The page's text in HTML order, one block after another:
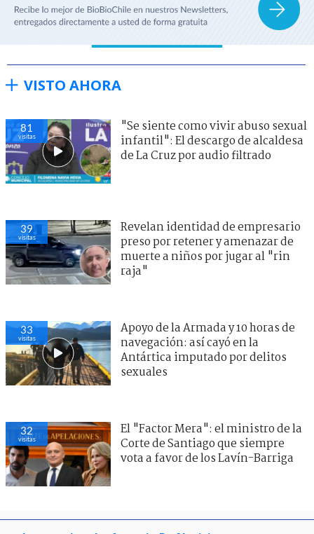
VISTO AHORA
81
visitas
"Se siente como vivir abuso sexual
infantil": El descargo de alcaldesa
de La Cruz por audio filtrado
39
visitas
Revelan identidad de empresario
preso por retener y amenazar de
muerte a niños por jugar al "rin
raja"
33
visitas
Apoyo de la Armada y 10 horas de
navegación: así cayó en la
Antártica imputado por delitos
sexuales
32
visitas
El "Factor Mera": el ministro de la
Corte de Santiago que siempre
vota a favor de los Lavín-Barriga